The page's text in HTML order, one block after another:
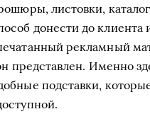
листовки,
донести до
рекламный
представлен. Именно
подставки,